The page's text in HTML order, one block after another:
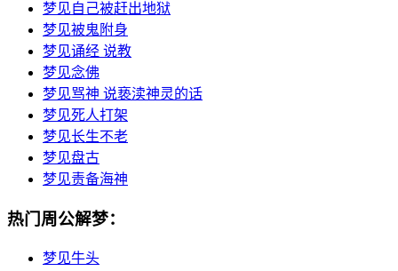
梦见自己被赶出地狱
梦见被鬼附身
梦见诵经 说教
梦见念佛
梦见骂神 说亵渎神灵的话
梦见死人打架
梦见长生不老
梦见盘古
梦见责备海神
热门周公解梦：
梦见牛头